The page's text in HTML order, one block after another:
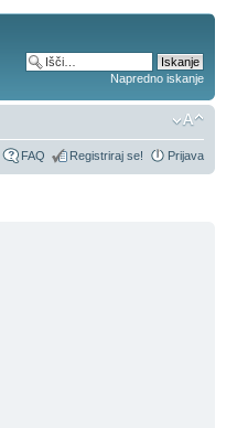
Napredno iskanje
FAQ Registriraj se! Prijava